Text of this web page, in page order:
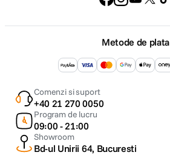
Metode de plata
Comenzi si suport
+40 21 270 0050
Program de lucru
09:00 - 21:00
Showroom
Bd-ul Unirii 64, Bucuresti